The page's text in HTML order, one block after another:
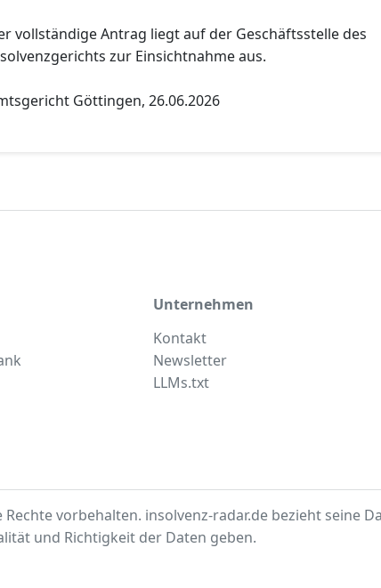
vollständige Antrag liegt auf der Geschäftsstelle des
zur Einsichtnahme aus.
Göttingen, 26.06.2026
Unternehmen
Kontakt
Newsletter
LLMs.txt
Rechte vorbehalten. insolvenz-radar.de bezieht seine
und Richtigkeit der Daten geben.